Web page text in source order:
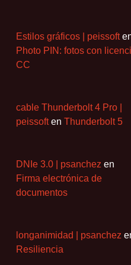
Estilos gráficos | peissoft
Photo PIN: fotos con
CC
cable Thunderbolt 4 Pro |
peissoften Thunderbolt 5
DNIe 3.0 | psanchez en
Firma electrónica de
documentos
longanimidad | psanchez
Resiliencia